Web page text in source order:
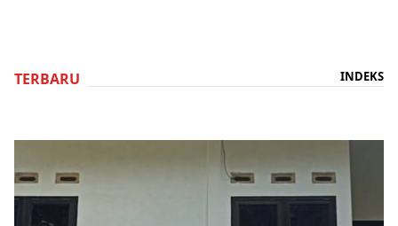
TERBARU INDEKS